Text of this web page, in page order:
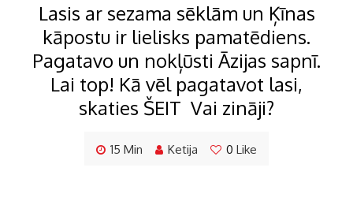
Lasis ar sezama sēklām un Ķīnas
kāpostu ir lielisks pamatēdiens.
Pagatavo un nokļūsti Āzijas sapnī.
Lai top! Kā vēl pagatavot lasi,
skaties ŠEIT Vai zināji?
15 Min Ketija 0 Like